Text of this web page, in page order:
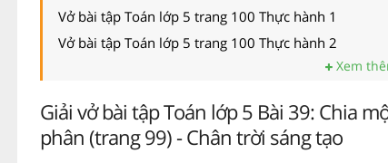
Vở bài tập Toán lớp 5 trang 100 Thực hành 1
Vở bài tập Toán lớp 5 trang 100 Thực hành 2
Xem
Giải vở bài tập Toán lớp 5 Bài 39: Chia
phân (trang 99) - Chân trời sáng tạo